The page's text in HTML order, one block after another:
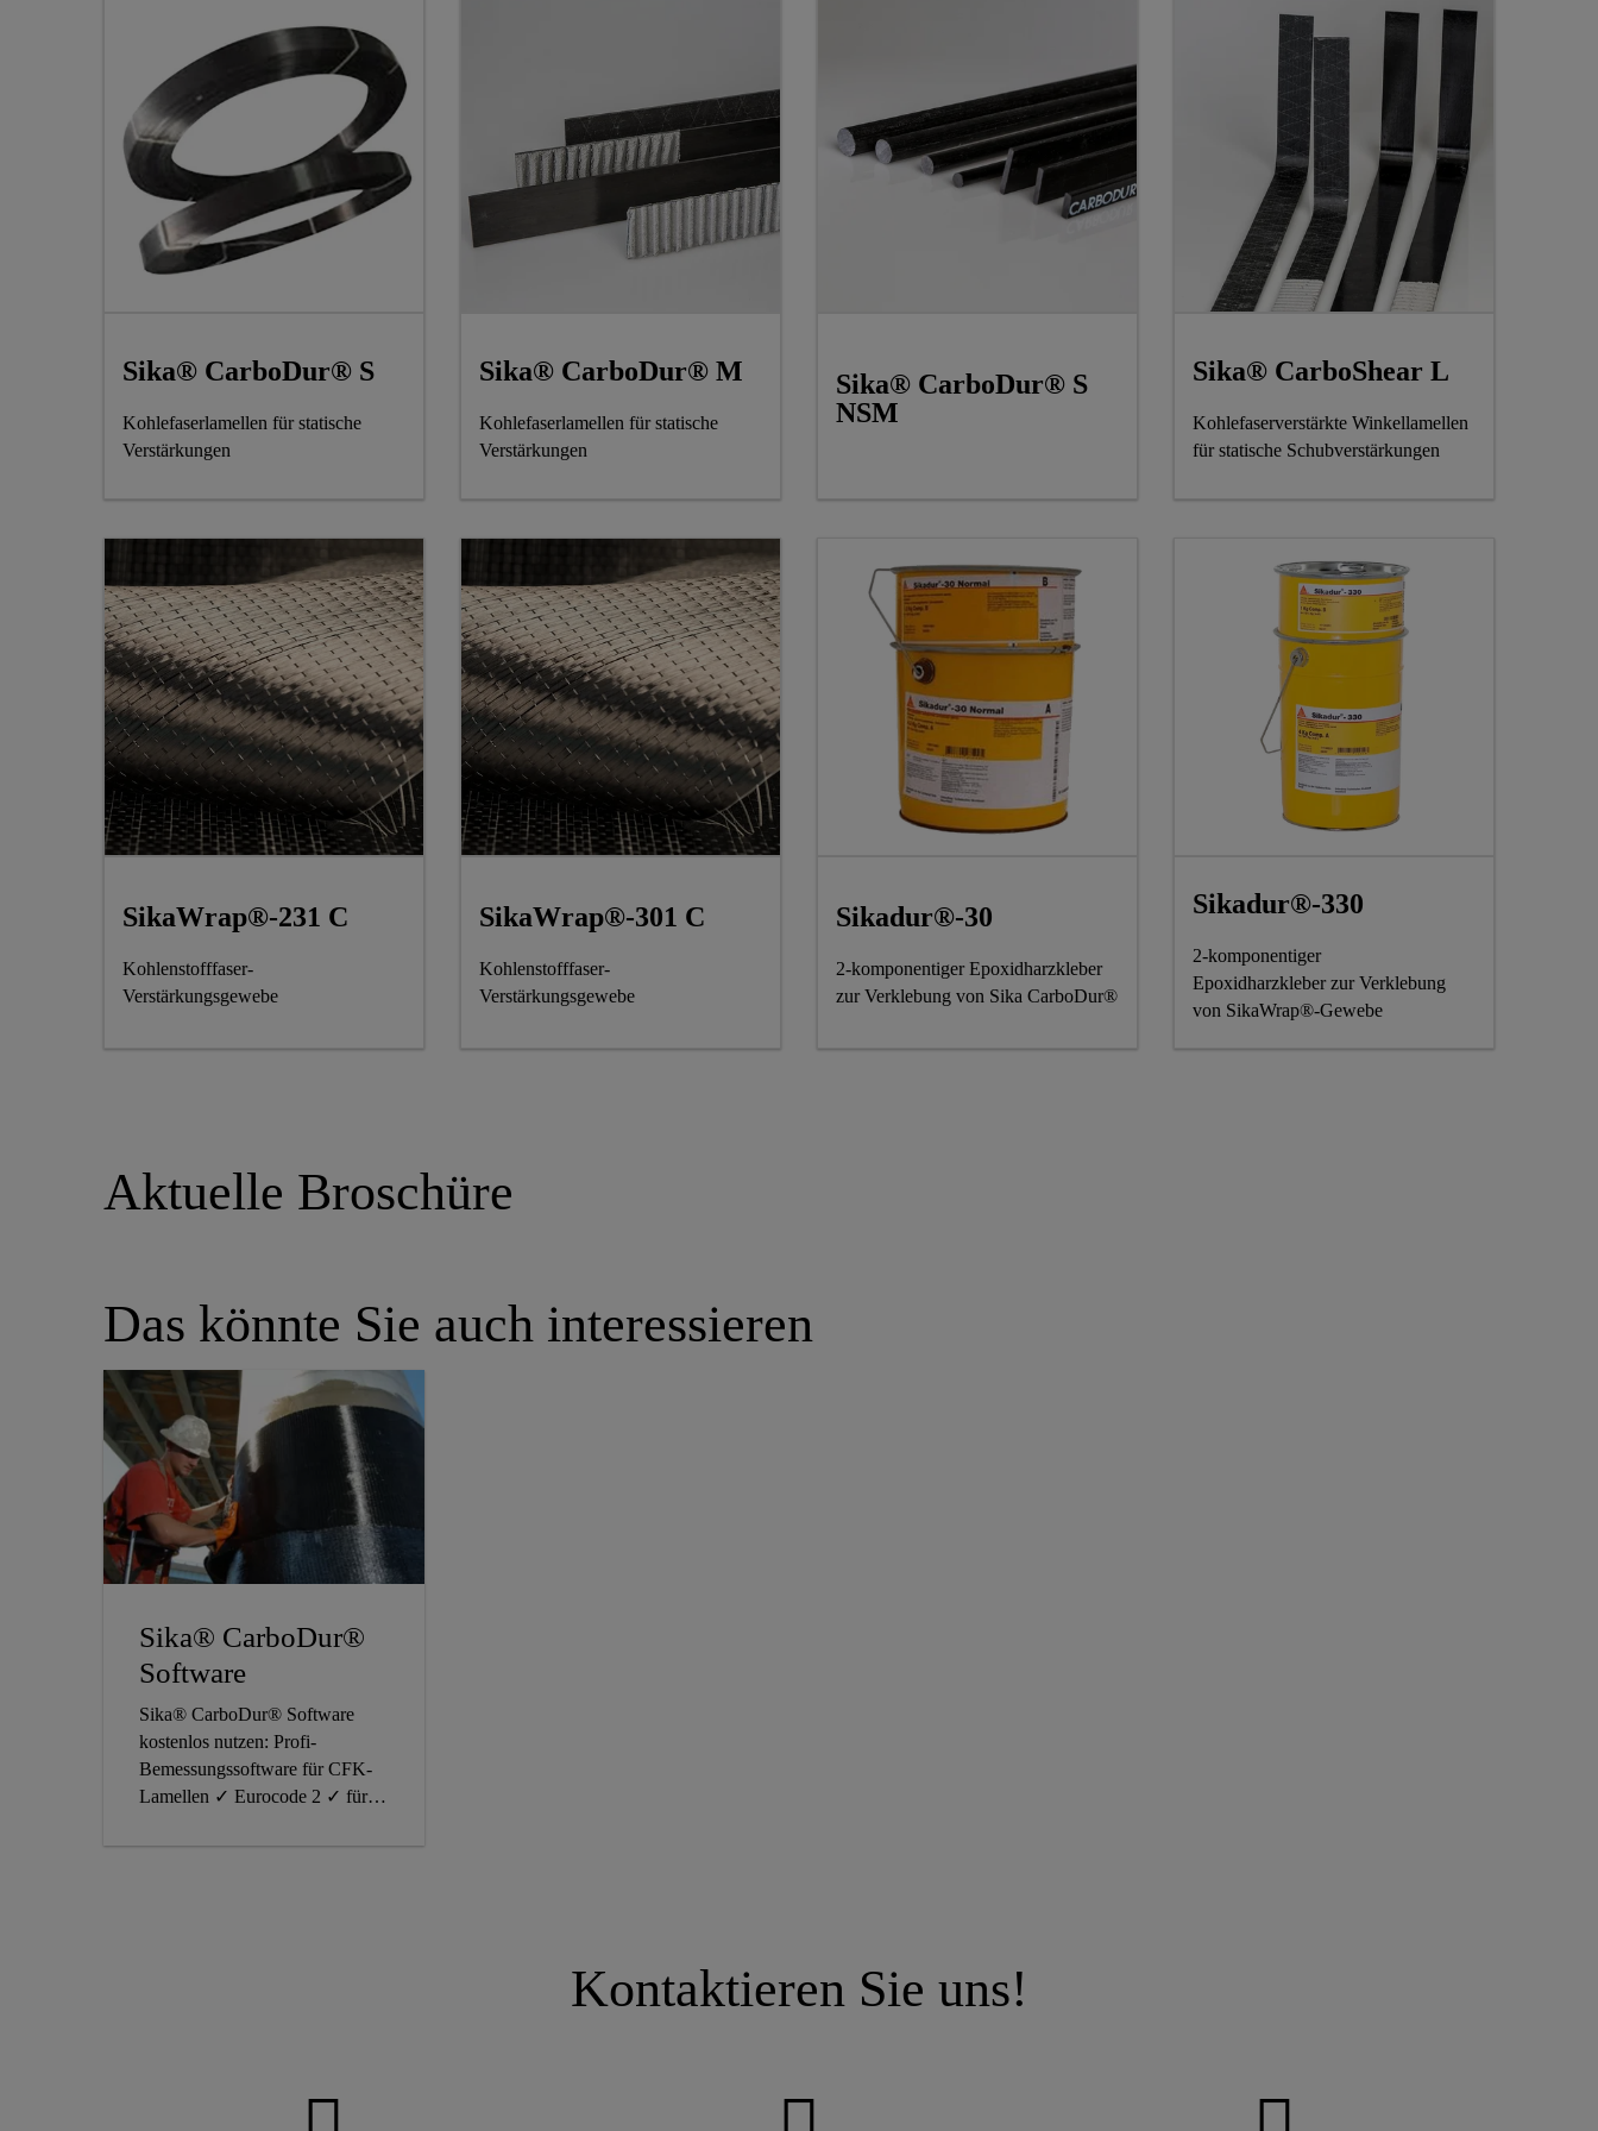
Sika® CarboDur® S
Kohlefaserlamellen für statische
Verstärkungen
Sika® CarboDur® M
Kohlefaserlamellen für statische
Verstärkungen
Sika® CarboDur® S
NSM
Sika® CarboShear L
Kohlefaserverstärkte Winkellamellen
für statische Schubverstärkungen
SikaWrap®-231 C
Kohlenstofffaser-
Verstärkungsgewebe
SikaWrap®-301 C
Kohlenstofffaser-
Verstärkungsgewebe
Sikadur®-30
2-komponentiger Epoxidharzkleber
zur Verklebung von Sika CarboDur®
Sikadur®-330
2-komponentiger
Epoxidharzkleber zur Verklebung
von SikaWrap®-Gewebe
Aktuelle Broschüre
Das könnte Sie auch interessieren
Sika® CarboDur®
Software
Sika® CarboDur® Software
kostenlos nutzen: Profi-
Bemessungssoftware für CFK-
Lamellen ✓ Eurocode 2 ✓ für
Infos!
Kontaktieren Sie uns!